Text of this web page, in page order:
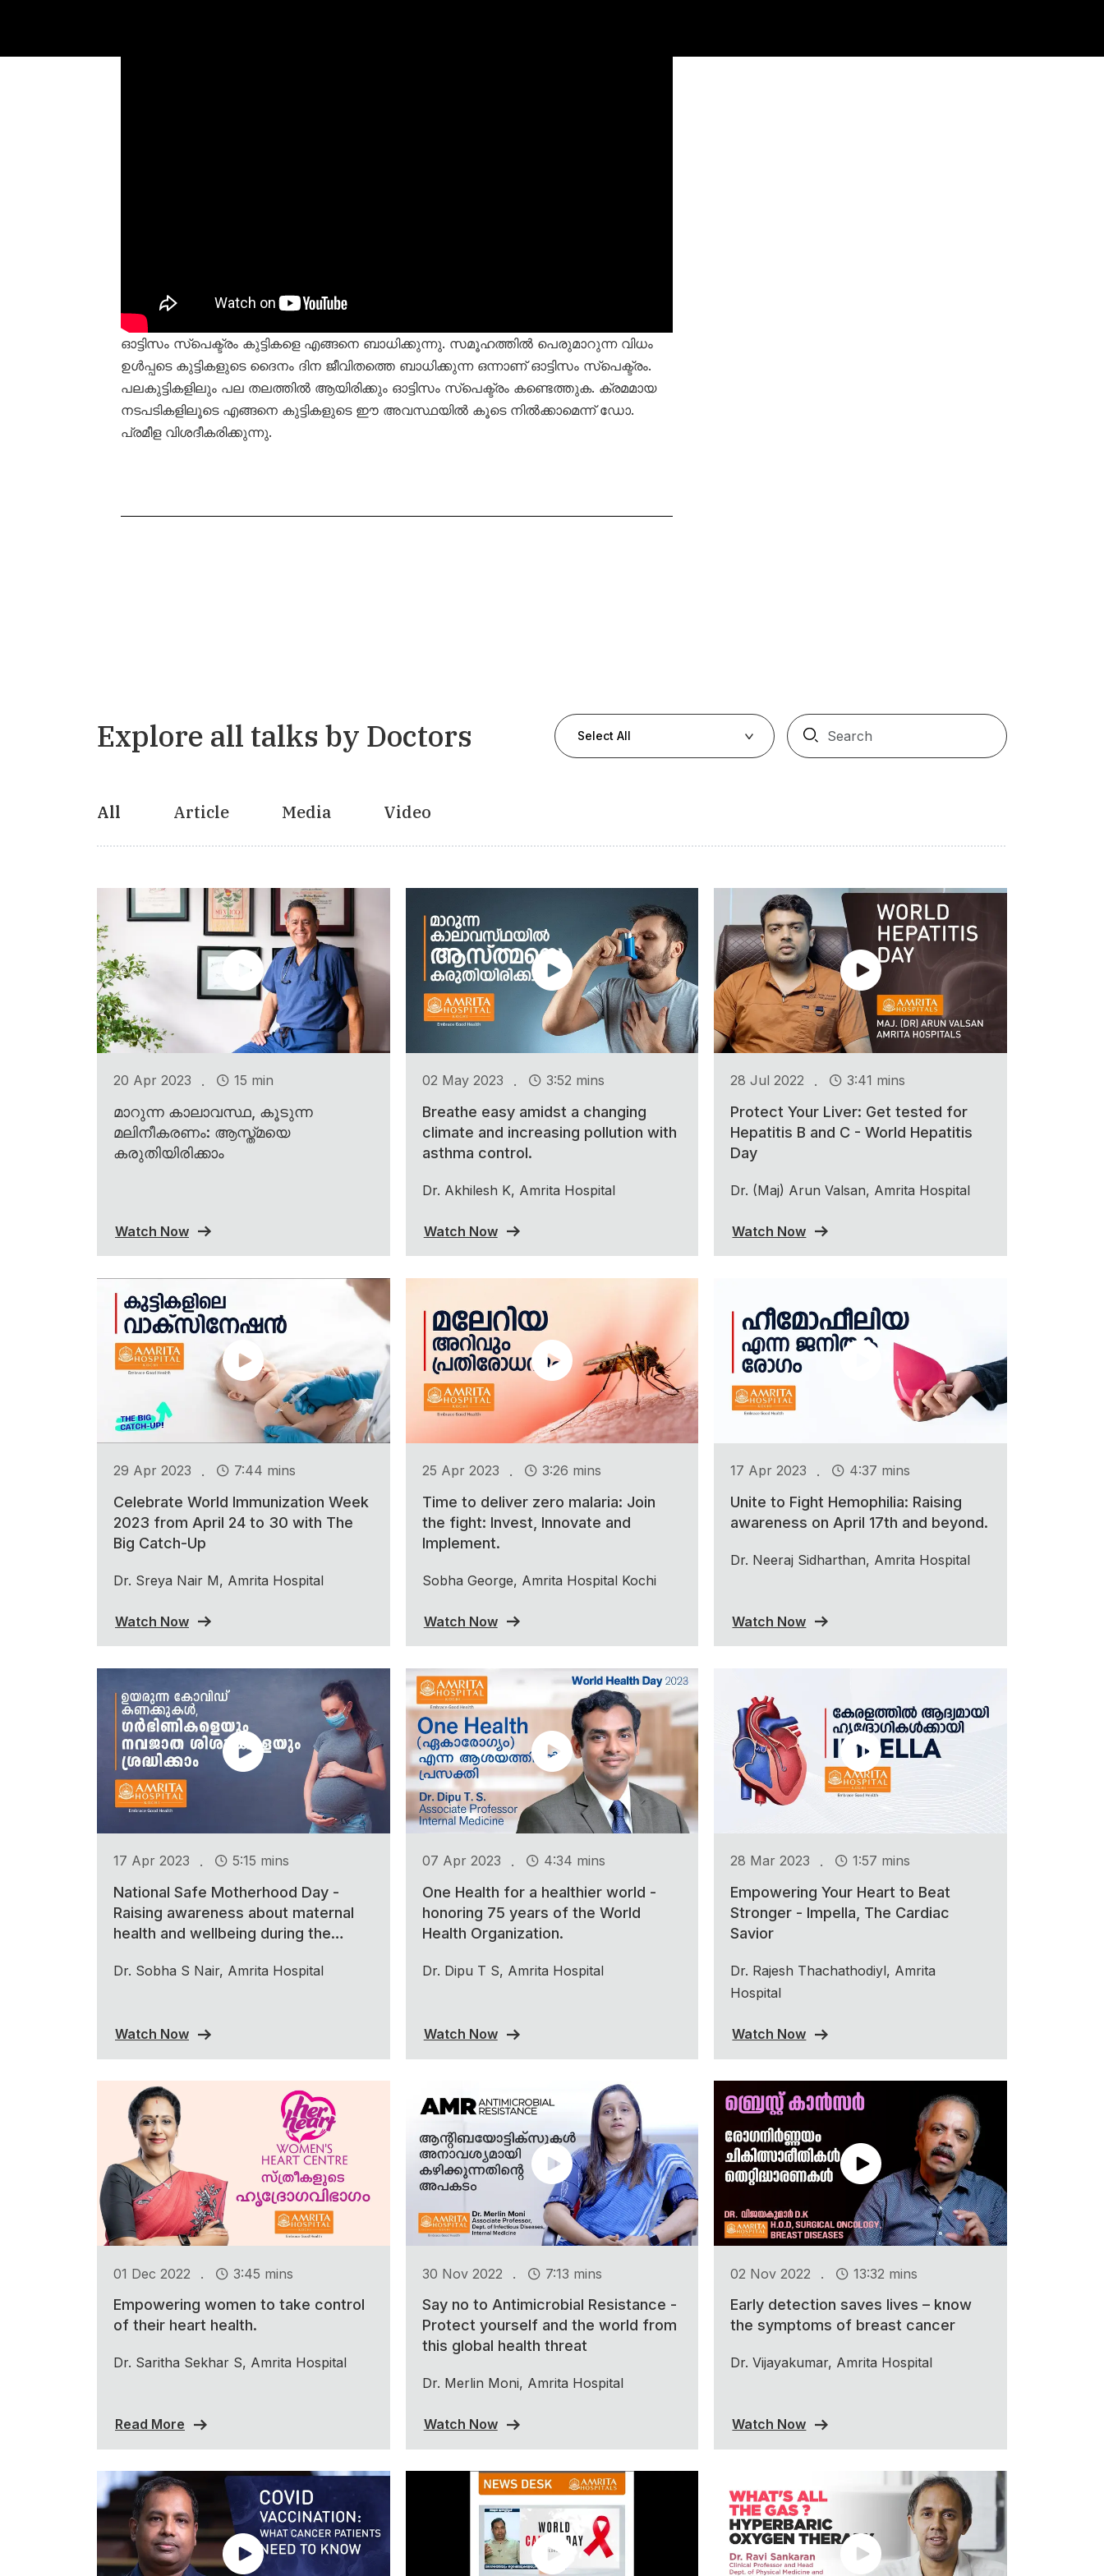
ഓട്ടിസം സ്പെക്ട്രം കുട്ടികളെ എങ്ങനെ ബാധിക്കുന്നു. സമൂഹത്തിൽ പെരുമാറുന്ന വിധം
ഉൾപ്പടെ കുട്ടികളുടെ ദൈനം ദിന ജീവിതത്തെ ബാധിക്കുന്ന ഒന്നാണ് ഓട്ടിസം സ്പെക്ട്രം.
പലകുട്ടികളിലും പല തലത്തിൽ ആയിരിക്കും ഓട്ടിസം സ്പെക്ട്രം കണ്ടെത്തുക. ക്രമമായ
നടപടികളിലൂടെ എങ്ങനെ കുട്ടികളുടെ ഈ അവസ്ഥയിൽ കൂടെ നിൽക്കാമെന്ന് ഡോ.
പ്രമീള വിശദീകരിക്കുന്നു.
Explore all talks by Doctors Select All
All Article Media Video
20 Apr 2023 . 15 min
മാറുന്ന കാലാവസ്ഥ, കൂടുന്ന
മലിനീകരണം: ആസ്ത്മയെ
കരുതിയിരിക്കാം
Watch Now
02 May 2023 . 3:52 mins
Breathe easy amidst a changing
climate and increasing pollution with
asthma control.
Dr. Akhilesh K, Amrita Hospital
Watch Now
28 Jul 2022 . 3:41 mins
Protect Your Liver: Get tested for
Hepatitis B and C - World Hepatitis
Day
Dr. (Maj) Arun Valsan, Amrita Hospital
Watch Now
29 Apr 2023 . 7:44 mins
Celebrate World Immunization Week
2023 from April 24 to 30 with The
Big Catch-Up
Dr. Sreya Nair M, Amrita Hospital
Watch Now
25 Apr 2023 . 3:26 mins
Time to deliver zero malaria: Join
the fight: Invest, Innovate and
Implement.
Sobha George, Amrita Hospital Kochi
Watch Now
17 Apr 2023 . 4:37 mins
Unite to Fight Hemophilia: Raising
awareness on April 17th and beyond.
Dr. Neeraj Sidharthan, Amrita Hospital
Watch Now
17 Apr 2023 . 5:15 mins
National Safe Motherhood Day -
Raising awareness about maternal
health and wellbeing during the
Dr. Sobha S Nair, Amrita Hospital
Watch Now
07 Apr 2023 . 4:34 mins
One Health for a healthier world -
honoring 75 years of the World
Health Organization.
Dr. Dipu T S, Amrita Hospital
Watch Now
28 Mar 2023 . 1:57 mins
Empowering Your Heart to Beat
Stronger - Impella, The Cardiac
Savior
Dr. Rajesh Thachathodiyl, Amrita
Hospital
Watch Now
01 Dec 2022 . 3:45 mins
Empowering women to take control
of their heart health.
Dr. Saritha Sekhar S, Amrita Hospital
Read More
30 Nov 2022 . 7:13 mins
Say no to Antimicrobial Resistance -
Protect yourself and the world from
this global health threat
Dr. Merlin Moni, Amrita Hospital
Watch Now
02 Nov 2022 . 13:32 mins
Early detection saves lives – know
the symptoms of breast cancer
Dr. Vijayakumar, Amrita Hospital
Watch Now